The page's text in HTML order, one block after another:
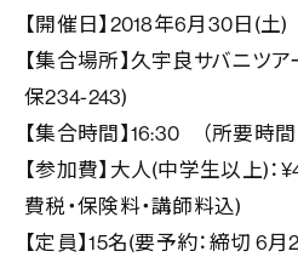
【開催日】2018年6月30日(土)
【集合場所】久宇良サバニツ
保234-243)
【集合時間】16:30 （所要時
【参加費】大人(中学生以上)
費税・保険料・講師料込)
【定員】15名(要予約：締切 6